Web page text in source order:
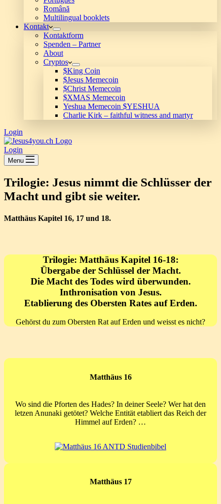
Română
Multilingual booklets
Kontakt
Kontaktform
Spenden – Partner
About
Cryptos
$King Coin
$Jesus Memecoin
$Christ Memecoin
$XMAS Memecoin
Yeshua Memecoin $YESHUA
Charlie Kirk – faithful witness and martyr
Login
Login
Menu
Trilogie: Jesus nimmt die Schlüsser der
Macht und gibt sie weiter.
Matthäus Kapitel 16, 17 und 18.
Trilogie: Matthäus Kapitel 16-18:
Übergabe der Schlüssel der Macht.
Die Macht des Todes wird überwunden.
Inthronisation von Jesus.
Etablierung des Obersten Rates auf Erden.
Gehörst du zum Obersten Rat auf Erden und weisst es nicht?
Matthäus 16
Wo sind die Pforten des Hades? In deiner Seele? Wer hat den
letzen Anunaki getötet? Welche Entität etabliert das Reich der
Himmel auf Erden? …
Matthäus 17